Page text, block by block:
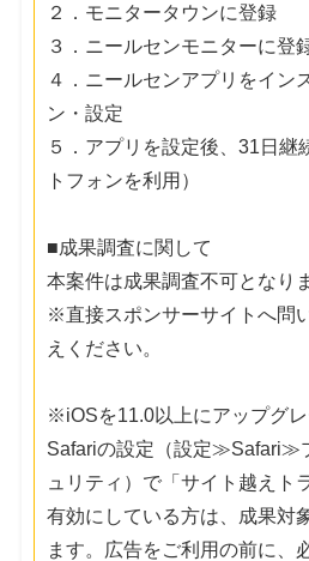
２．モニタータウンに登録
３．ニールセンモニターに登
４．ニールセンアプリをイン
ン・設定
５．アプリを設定後、31日継
トフォンを利用）
■成果調査に関して
本案件は成果調査不可となり
※直接スポンサーサイトへ問
えください。
※iOSを11.0以上にアップグレ
Safariの設定（設定≫Safari≫
ュリティ）で「サイト越えト
有効にしている方は、成果対
ます。広告をご利用の前に、